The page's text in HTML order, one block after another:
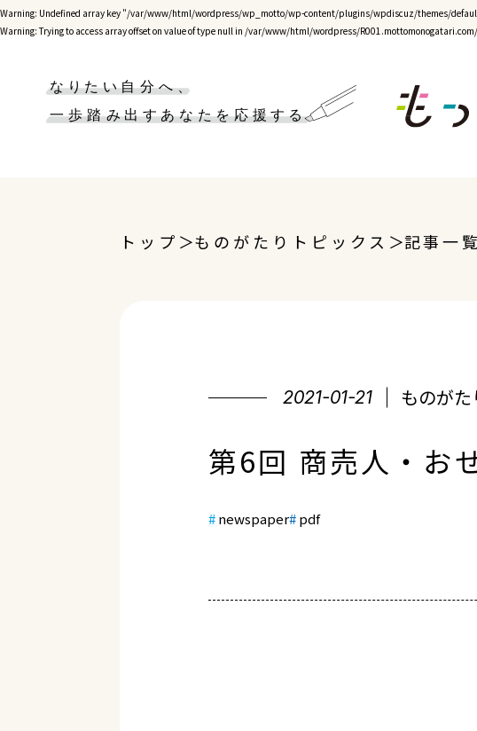
Warning: Undefined array key "/var/www/html/wordpress/wp_motto/wp-content/plugins/wpdiscuz/themes/
Warning: Trying to access array offset on value of type null in /var/www/html/wordpress/
トップ ものがたりトピックス 記事一覧
2021-01-21 ものが
第6回 商売人・お
newspaper pdf